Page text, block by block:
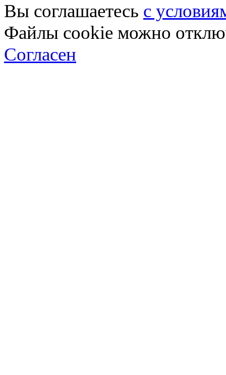
Вы соглашаетесь с
Файлы cookie можно
Согласен